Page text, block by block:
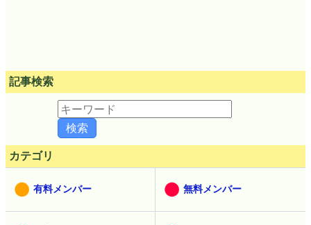
記事検索
カテゴリ
有料メンバー 無料メンバー